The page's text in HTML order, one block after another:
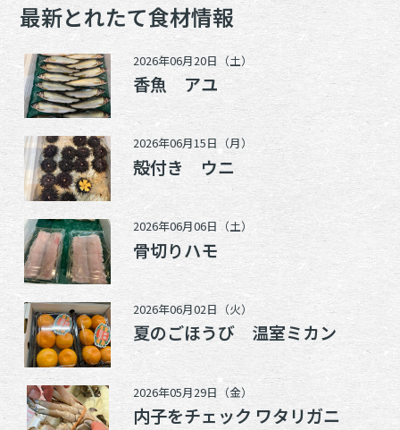
最新とれたて食材情報
2026年06月20日（土）
香魚 アユ
2026年06月15日（月）
殻付き ウニ
2026年06月06日（土）
骨切りハモ
2026年06月02日（火）
夏のごほうび 温室ミカン
2026年05月29日（金）
内子をチェック ワタリガニ